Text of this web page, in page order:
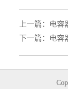
上一篇：
电容
下一篇：
电容